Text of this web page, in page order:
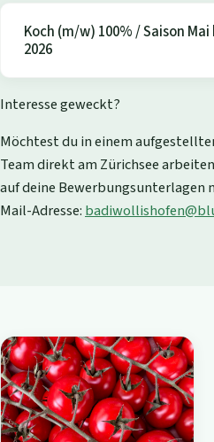
Koch (m/w) 100% / Saison
2026
Interesse geweckt?
Möchtest du in einem
Team direkt am Zürichsee
auf deine Bewerbungsunterlagen
Mail-Adresse: